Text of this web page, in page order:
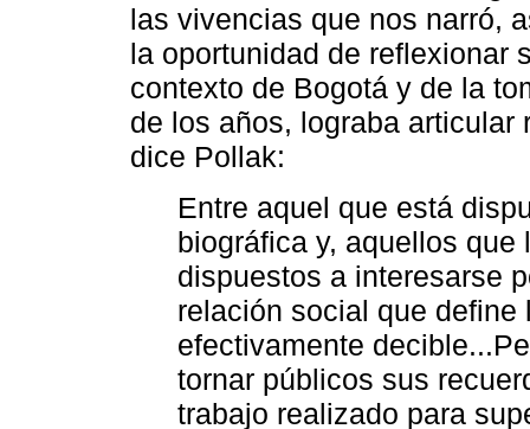
las vivencias que nos narró,
la oportunidad de reflexionar
contexto de Bogotá y de la
de los años, lograba
dice Pollak:
Entre aquel que está
biográfica y, aquellos
dispuestos a interesarse
relación social que
efectivamente
tornar públicos sus
trabajo realizado para